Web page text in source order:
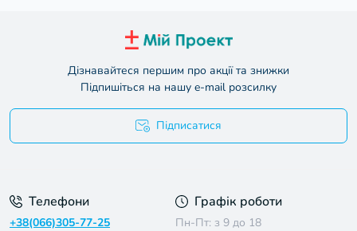
Дізнавайтеся першим про акції та знижки
Підпишіться на нашу e-mail розсилку
Підписатися
Телефони
+38(066)305-77-25
Графік роботи
Пн-Пт: з 9 до 18